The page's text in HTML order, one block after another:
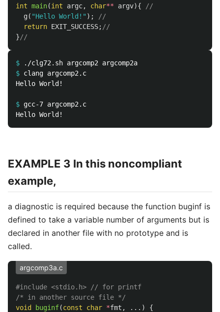
int main(int argc, char** argv){
//
g( "Hello World!" );
//
return EXIT_SUCCESS; //
}//
$
$
Hello World!
$
EXAMPLE 3 In this noncompliant
example,
a diagnostic is required because the function buginf is
defined to take a variable number of arguments but is
declared in another file with no prototype and is
called.
argcomp3a.c
#include <stdio.h> // for printf
/* in another source file */
void
buginf(const char *fmt , ...)
{